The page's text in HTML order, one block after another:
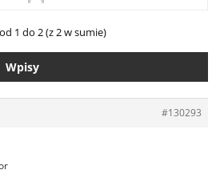
1 do 2 (z 2 w sumie)
Wpisy
#130293